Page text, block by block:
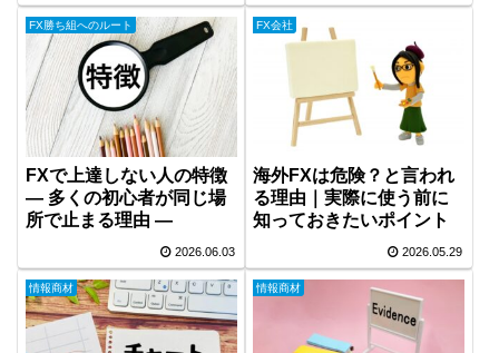
FX勝ち組へのルート
FXで上達しない人の特徴
― 多くの初心者が同じ場
所で止まる理由 ―
2026.06.03
FX会社
海外FXは危険？と言われ
る理由｜実際に使う前に
知っておきたいポイント
2026.05.29
情報商材 情報商材